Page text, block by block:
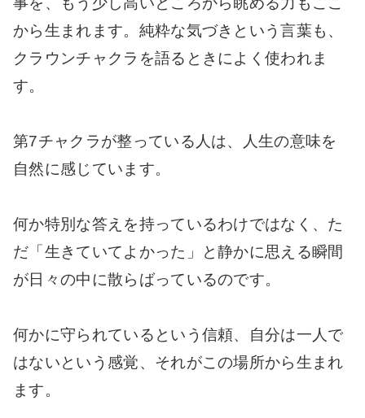
から生まれます。純粋な気づきという言葉も、
クラウンチャクラを語るときによく使われま
す。
第7チャクラが整っている人は、人生の意味を
自然に感じています。
何か特別な答えを持っているわけではなく、た
だ「生きていてよかった」と静かに思える瞬間
が日々の中に散らばっているのです。
何かに守られているという信頼、自分は一人で
はないという感覚、それがこの場所から生まれ
ます。